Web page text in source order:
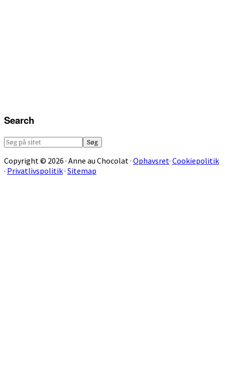
Search
Søg
sitet
Copyright © 2026 · Anne au Chocolat · Ophavsret· Cookiepolitik
· Privatlivspolitik· Sitemap